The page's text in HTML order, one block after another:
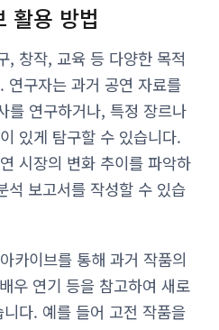
활용 방법
, 창작, 교육 등 다양한 목적
연구자는 과거 공연 자료를
를 연구하거나, 특정 장르나
있게 탐구할 수 있습니다.
시장의 변화 추이를 파악하
석 보고서를 작성할 수 있습
카이브를 통해 과거 작품의
우 연기 등을 참고하여 새로
다. 예를 들어 고전 작품을